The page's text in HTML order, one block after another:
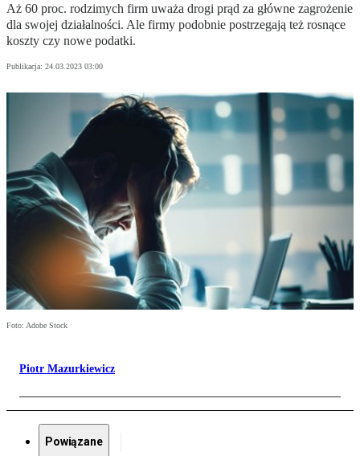
Aż 60 proc. rodzimych firm uważa drogi prąd za główne zagrożenie
dla swojej działalności. Ale firmy podobnie postrzegają też rosnące
koszty czy nowe podatki.
Publikacja: 24.03.2023 03:00
Foto: Adobe Stock
Piotr Mazurkiewicz
Powiązane